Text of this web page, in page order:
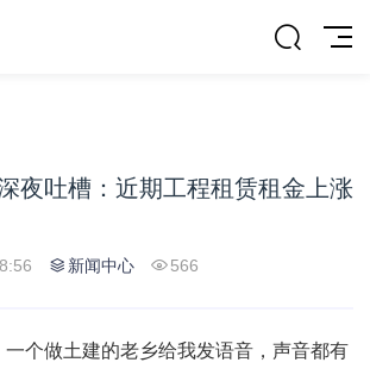
夜吐槽：近期工程租赁租金上涨
新闻中心 566
一个做土建的老乡给我发语音，声音都有